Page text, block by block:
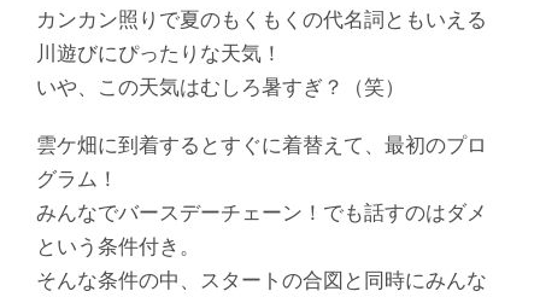
カンカン照りで夏のもくもくの代名詞ともいえる
川遊びにぴったりな天気！
いや、この天気はむしろ暑すぎ？（笑）
雲ケ畑に到着するとすぐに着替えて、最初のプロ
グラム！
みんなでバースデーチェーン！でも話すのはダメ
という条件付き。
そんな条件の中、スタートの合図と同時にみんな